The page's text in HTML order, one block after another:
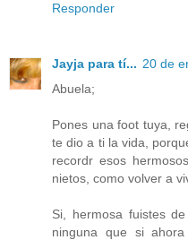
Responder
Jayja para tí... 20 de
Abuela;
Pones una foot tuya,
te dio a ti la vida,
recordr esos
nietos, como volver a
Si, hermosa fuistes
ninguna que si